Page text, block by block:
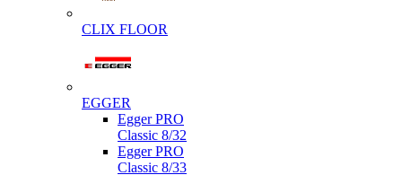
CLIX FLOOR
EGGER
Egger PRO
Classic 8/32
Egger PRO
Classic 8/33